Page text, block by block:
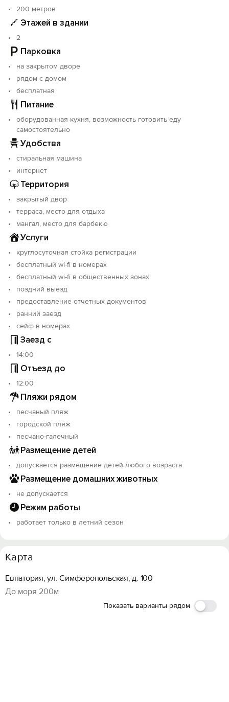
200 метров
Этажей в здании
2
Парковка
на закрытом дворе
рядом с домом
бесплатная
Питание
оборудованная кухня, возможность готовить еду
самостоятельно
Удобства
стиральная машина
интернет
Территория
закрытый двор
терраса, место для отдыха
мангал, место для барбекю
Услуги
круглосуточная стойка регистрации
бесплатный wi-fi в номерах
бесплатный wi-fi в общественных зонах
поздний выезд
предоставление отчетных документов
ранний заезд
сейф в номерах
Заезд с
14:00
Отъезд до
12:00
Пляжи рядом
песчаный пляж
городской пляж
песчано-галечный
Размещение детей
допускается размещение детей любого возраста
Размещение домашних животных
не допускается
Режим работы
работает только в летний сезон
Карта
Евпатория, ул. Симферопольская, д. 100
До моря 200м
Показать варианты рядом